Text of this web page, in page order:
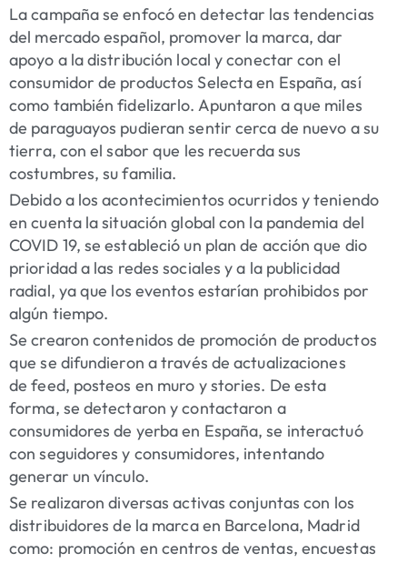
La campaña se enfocó en detectar las tendencias
del mercado español, promover la marca, dar
apoyo a la distribución local y conectar con el
consumidor de productos Selecta en España, así
como también fidelizarlo. Apuntaron a que miles
de paraguayos pudieran sentir cerca de nuevo a su
tierra, con el sabor que les recuerda sus
costumbres, su familia.
Debido a los acontecimientos ocurridos y teniendo
en cuenta la situación global con la pandemia del
COVID 19, se estableció un plan de acción que dio
prioridad a las redes sociales y a la publicidad
radial, ya que los eventos estarían prohibidos por
algún tiempo.
Se crearon contenidos de promoción de productos
que se difundieron a través de actualizaciones
de feed, posteos en muro y stories. De esta
forma, se detectaron y contactaron a
consumidores de yerba en España, se interactuó
con seguidores y consumidores, intentando
generar un vínculo.
Se realizaron diversas activas conjuntas con los
distribuidores de la marca en Barcelona, Madrid
como: promoción en centros de ventas, encuestas